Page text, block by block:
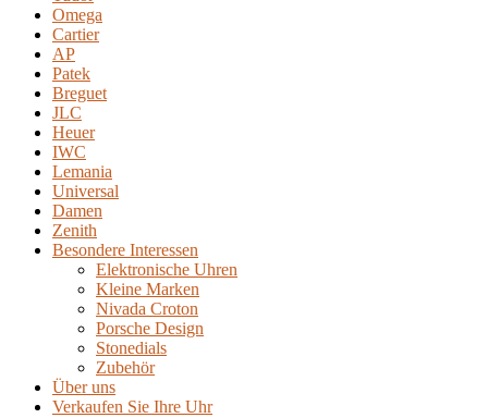
Omega
Cartier
AP
Patek
Breguet
JLC
Heuer
IWC
Lemania
Universal
Damen
Zenith
Besondere Interessen
Elektronische Uhren
Kleine Marken
Nivada Croton
Porsche Design
Stonedials
Zubehör
Über uns
Verkaufen Sie Ihre Uhr